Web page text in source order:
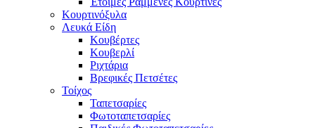
Κουρτινόξυλα
Λευκά Είδη
Κουβέρτες
Κουβερλί
Ριχτάρια
Βρεφικές Πετσέτες
Τοίχος
Ταπετσαρίες
Φωτοταπετσαρίες